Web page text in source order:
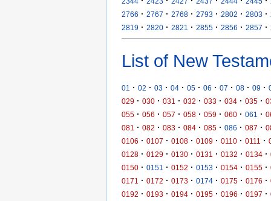
2766 · 2767 · 2768 · 2793 · 2802 · 2803 ·
2819 · 2820 · 2821 · 2855 · 2856 · 2857 ·
List of New
01 · 02 · 03 · 04 · 05 · 06 · 07 · 08 · 09 ·
029 · 030 · 031 · 032 · 033 · 034 · 035 ·
055 · 056 · 057 · 058 · 059 · 060 · 061 ·
081
· 082 · 083 · 084 · 085 · 086 · 087 ·
0106 · 0107 · 0108 · 0109 · 0110 · 0111 ·
0128 · 0129 · 0130 · 0131 · 0132 · 0134 ·
0150 · 0151 · 0152 · 0153 · 0154 · 0155 ·
0171
· 0172 · 0173 · 0174 · 0175 · 0176 ·
0192 · 0193 · 0194 · 0195 · 0196 · 0197 ·